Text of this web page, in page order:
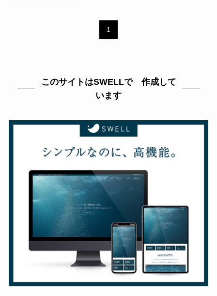
1
このサイトはSWELLで 作成して
います